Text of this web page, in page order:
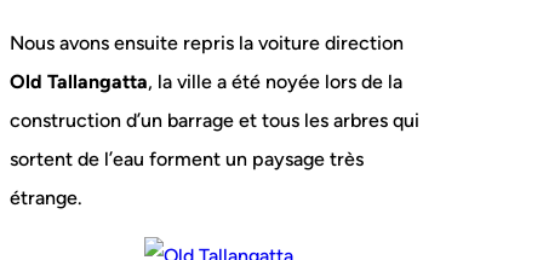
Nous avons ensuite repris la voiture direction
Old Tallangatta, la ville a été noyée lors de la
construction d’un barrage et tous les arbres qui
sortent de l’eau forment un paysage très
étrange.